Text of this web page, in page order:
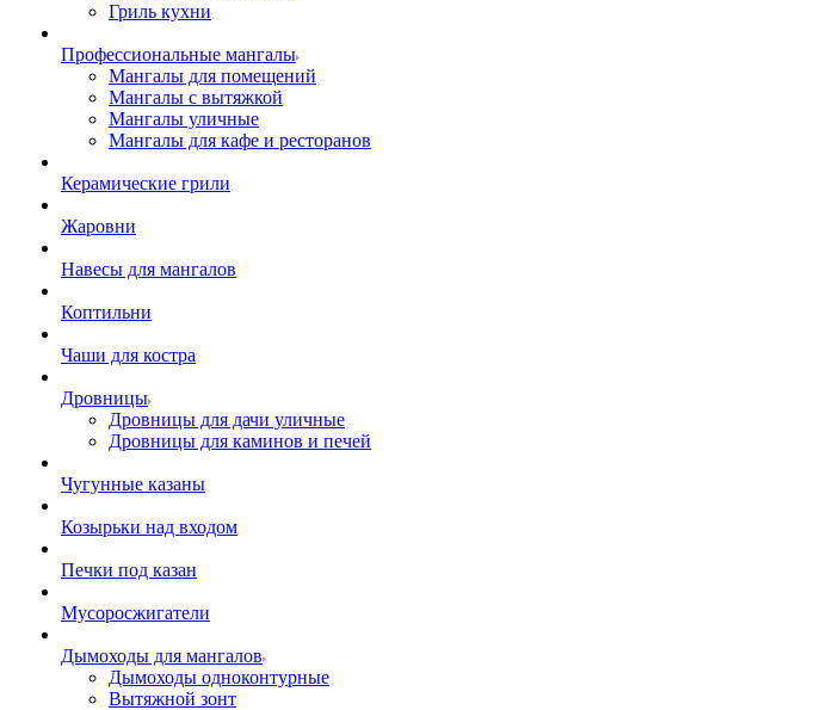
Гриль кухни
Профессиональные мангалы
Мангалы для помещений
Мангалы с вытяжкой
Мангалы уличные
Мангалы для кафе и ресторанов
Керамические грили
Жаровни
Навесы для мангалов
Коптильни
Чаши для костра
Дровницы
Дровницы для дачи уличные
Дровницы для каминов и печей
Чугунные казаны
Козырьки над входом
Печки под казан
Мусоросжигатели
Дымоходы для мангалов
Дымоходы одноконтурные
Вытяжной зонт